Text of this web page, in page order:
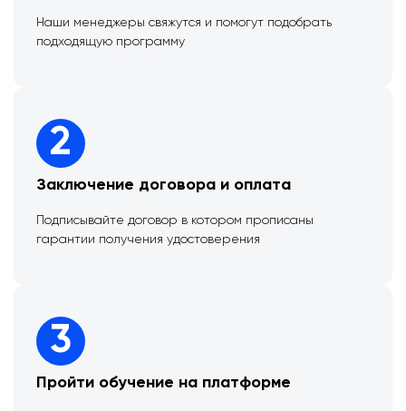
Наши менеджеры свяжутся и помогут подобрать
подходящую программу
2
Заключение договора и оплата
Подписывайте договор в котором прописаны
гарантии получения удостоверения
3
Пройти обучение на платформе